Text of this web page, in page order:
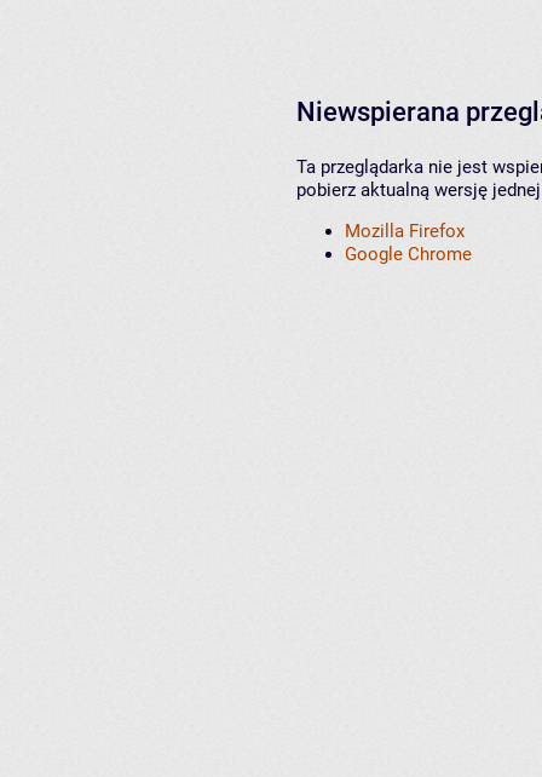
Niewspierana
Ta przeglądarka nie jest
pobierz aktualną wersję
Mozilla Firefox
Google Chrome